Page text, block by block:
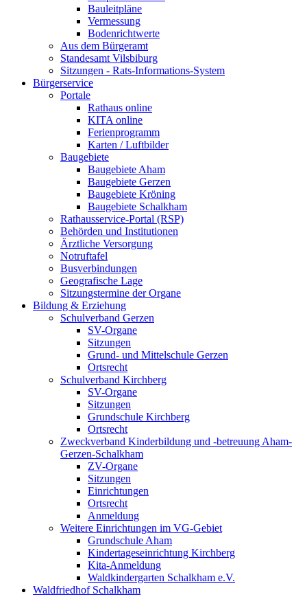
Bauleitpläne
Vermessung
Bodenrichtwerte
Aus dem Bürgeramt
Standesamt Vilsbiburg
Sitzungen - Rats-Informations-System
Bürgerservice
Portale
Rathaus online
KITA online
Ferienprogramm
Karten / Luftbilder
Baugebiete
Baugebiete Aham
Baugebiete Gerzen
Baugebiete Kröning
Baugebiete Schalkham
Rathausservice-Portal (RSP)
Behörden und Institutionen
Ärztliche Versorgung
Notruftafel
Busverbindungen
Geografische Lage
Sitzungstermine der Organe
Bildung & Erziehung
Schulverband Gerzen
SV-Organe
Sitzungen
Grund- und Mittelschule Gerzen
Ortsrecht
Schulverband Kirchberg
SV-Organe
Sitzungen
Grundschule Kirchberg
Ortsrecht
Zweckverband Kinderbildung und -betreuung Aham-
Gerzen-Schalkham
ZV-Organe
Sitzungen
Einrichtungen
Ortsrecht
Anmeldung
Weitere Einrichtungen im VG-Gebiet
Grundschule Aham
Kindertageseinrichtung Kirchberg
Kita-Anmeldung
Waldkindergarten Schalkham e.V.
Waldfriedhof Schalkham